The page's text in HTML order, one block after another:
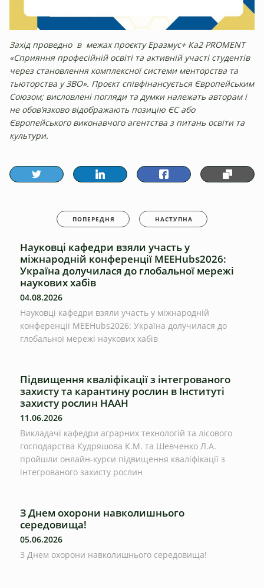
Захід проведно в межах проєкту Еразмус+ Ка2 PROMENT
«Сприяння професійній освіті та активній участі студентів
через становлення комплексної системи менторства та
тьюторства у ЗВО». Проєкт співфінансується Європейським
Союзом; висловлені погляди та думки належать авторам і
не обов’язково відображають позицію ЄС або
Європейського виконавчого агентства з питань освіти та
культури.
ПОПЕРЕДНЯ НАСТУПНА
Науковці кафедри взяли участь у
міжнародній конференції MEEHubs2026:
Україна долучилася до глобальної мережі
наукових хабів
04.08.2026
Науковці кафедри взяли участь у міжнародній
конференції MEEHubs2026: Україна долучилася до
глобальної мережі наукових хабів
Підвищення кваліфікації з інтегрованого
захисту та карантину рослин в Інституті
захисту рослин НААН
11.06.2026
Викладачі кафедри аграрних технологій та лісового
господарства Кудряшова К.М. та Шевченко Л.А.
пройшли онлайн-курси підвищення кваліфікації з
інтегрованого захисту рослин
З Днем охорони навколишнього
середовища!
05.06.2026
З Днем охорони навколишнього середовища!